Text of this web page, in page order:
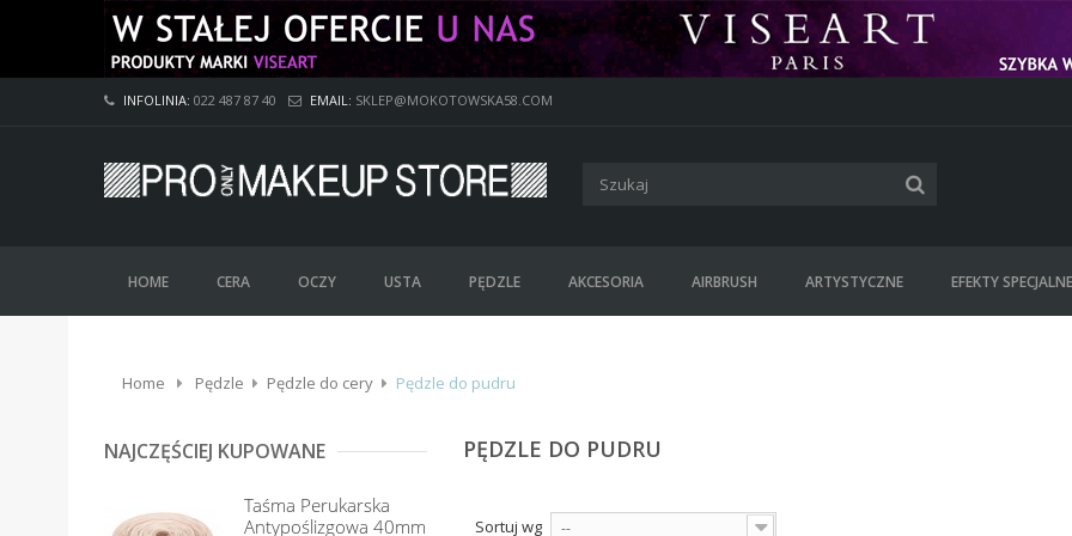
INFOLINIA: 022 487 87 40 EMAIL: SKLEP@MOKOTOWSKA58.COM
HOME CERA OCZY USTA PĘDZLE AKCESORIA AIRBRUSH ARTYSTYCZNE EFEKTY SPECJALNE
Home Pędzle Pędzle do cery Pędzle do pudru
NAJCZĘŚCIEJ KUPOWANE
Taśma Perukarska
Antypoślizgowa 40mm
PĘDZLE DO PUDRU
Sortuj wg --